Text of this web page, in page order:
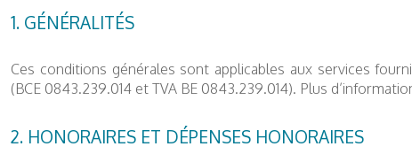
1. GÉNÉRALITÉS
Ces conditions générales sont applicables aux services
(BCE 0843.239.014 et TVA BE 0843.239.014). Plus
2. HONORAIRES ET DÉPENSES HONORAIRES